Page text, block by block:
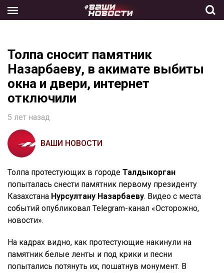
the
Толпа сносит памятник
Назарбаеву, в акимате выбиты
окна и двери, интернет
отключили
5 лет назад
ВАШИ НОВОСТИ
Толпа протестующих в городе Талдыкорган
попыталась снести памятник первому президенту
Казахстана Нурсултану Назарбаеву. Видео с места
событий опубликовал Telegram-канал «Осторожно,
новости».
На кадрах видно, как протестующие накинули на
памятник белые ленты и под крики и песни
попытались потянуть их, пошатнув монумент. В